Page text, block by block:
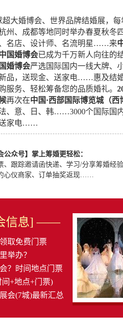
大婚博会、世界品牌结婚展，每
州、成都等地同时举办春夏秋冬
名店、设计师、名流明星……来
国婚博会已成为千万新人向往的
婚博会严选国际国内一线大牌、
品，送现金、送家电……惠及结
服务、轻松筹备您的品质婚礼。
再次在中国·西部国际博览城（西
、意、日、韩……3000个国际国
送家电……
公众号】掌上筹婚更轻松：
、跟踪邀请函快递、学习/分享筹婚经
心仪商家、订单抽奖返现……
信息] ——
取免费门票
举办？
？时间地点门票
间+地点+门票)
会(7城)最新汇总